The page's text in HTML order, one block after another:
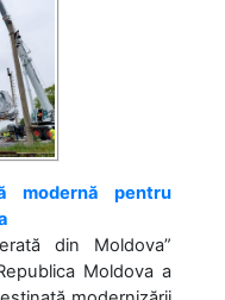
modernă pentru
din Moldova”
Moldova a